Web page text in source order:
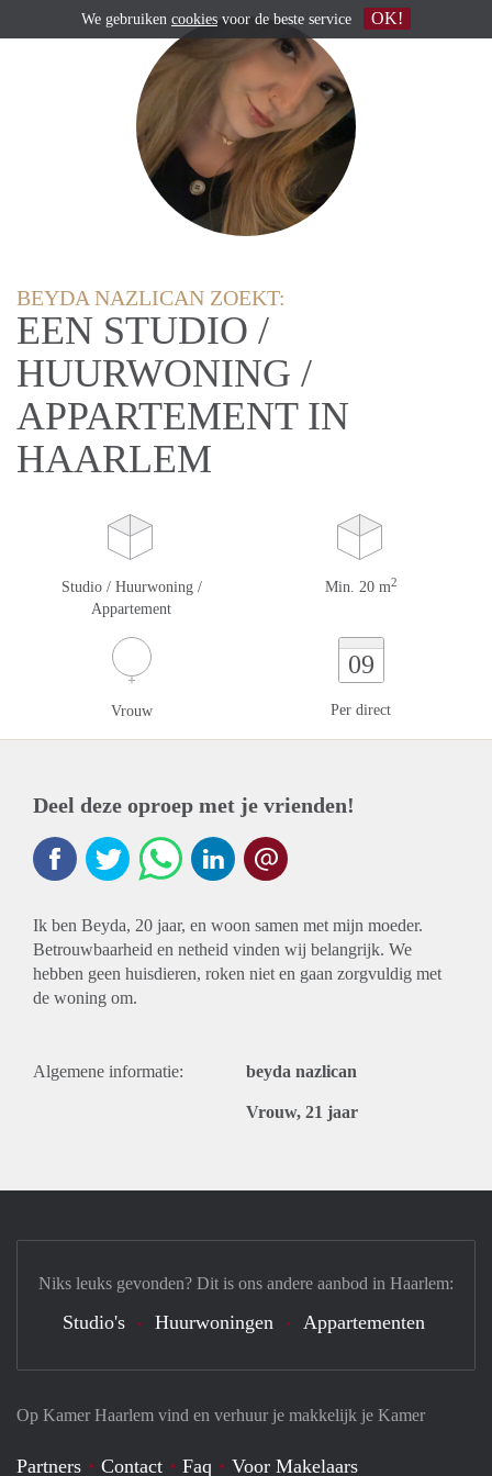
BEYDA NAZLICAN ZOEKT:
EEN STUDIO /
HUURWONING /
APPARTEMENT IN
HAARLEM
Studio / Huurwoning /
Appartement
Min. 20 m2
Vrouw
09
Per direct
Deel deze oproep met je vrienden!
Ik ben Beyda, 20 jaar, en woon samen met mijn moeder.
Betrouwbaarheid en netheid vinden wij belangrijk. We
hebben geen huisdieren, roken niet en gaan zorgvuldig met
de woning om.
Algemene informatie: beyda nazlican
Vrouw, 21 jaar
Op Kamer Haarlem vind en verhuur je makkelijk je Kamer
Partners Contact Faq Voor Makelaars
Niks leuks gevonden? Dit is ons andere aanbod in Haarlem:
Studio's Huurwoningen Appartementen
We gebruiken cookies voor de beste service OK!